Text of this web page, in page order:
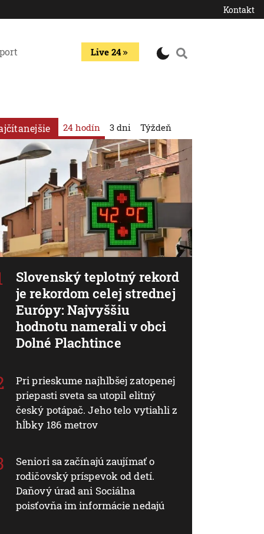
Kontakt
Live 24
24 hodín
Slovenský teplotný rekord
je rekordom celej strednej
Európy: Najvyššiu
hodnotu namerali v obci
Dolné Plachtince
Pri prieskume najhlbšej zatopenej
priepasti sveta sa utopil elitný
český potápač. Jeho telo vytiahli z
hĺbky 186 metrov
Seniori sa začínajú zaujímať o
rodičovský príspevok od detí.
Daňový úrad ani Sociálna
poisťovňa im informácie nedajú
3 dni Týždeň